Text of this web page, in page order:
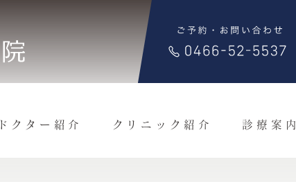
ドクター紹介 クリニック紹介 診療案内